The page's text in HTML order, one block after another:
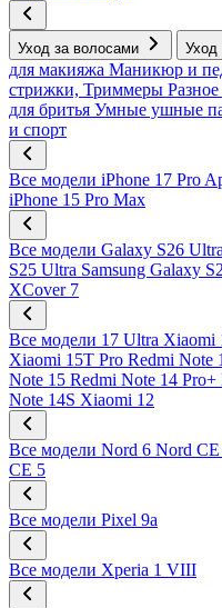
Уход за волосами Уход
для макияжа Маникюр и
стрижки, Триммеры Разное
для бритья Умные ушные
и спорт
Все модели iPhone 17 Pro
iPhone 15 Pro Max
Все модели Galaxy S26 Ultra
S25 Ultra Samsung Galaxy
XCover 7
Все модели 17 Ultra Xiaomi
Xiaomi 15T Pro Redmi Note
Note 15 Redmi Note 14 Pro+
Note 14S Xiaomi 12
Все модели Nord 6 Nord
CE 5
Все модели Pixel 9a
Все модели Xperia 1 VIII